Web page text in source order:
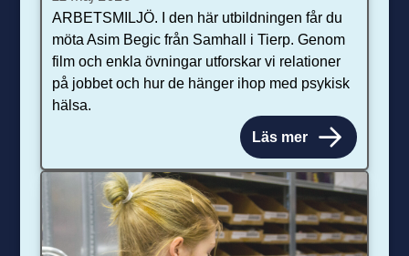
ARBETSMILJÖ. I den här utbildningen får du
möta Asim Begic från Samhall i Tierp. Genom
film och enkla övningar utforskar vi relationer
på jobbet och hur de hänger ihop med psykisk
hälsa.
Läs mer